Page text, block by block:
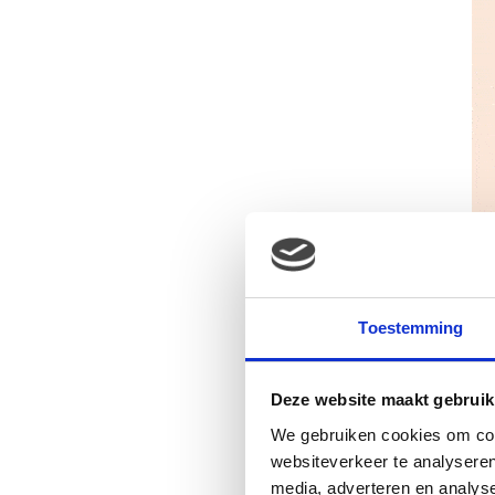
Toestemming
Deze website maakt
We gebruiken cookies om
websiteverkeer te
media, adverteren en
“Tijdens